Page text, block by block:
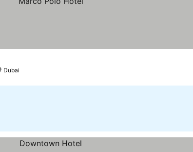
Dubai